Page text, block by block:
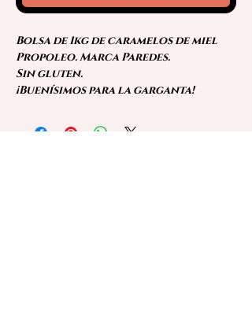
Bolsa de 1kg de caramelos de miel
Propoleo. Marca Paredes.
Sin gluten.
¡Buenísimos para la garganta!